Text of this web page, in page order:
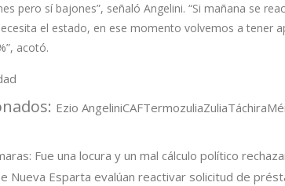
pero sí bajones”, señaló Angelini. “Si mañana se
el estado, en ese momento volvemos a tener
acotó.
Ezio AngeliniCAFTermozuliaZuliaTáchira
Fue una locura y un mal cálculo político
Nueva Esparta evalúan reactivar solicitud de